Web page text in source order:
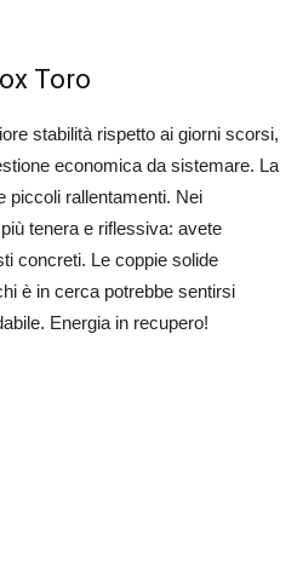
Toro
stabilità rispetto ai giorni scorsi,
economica da sistemare. La
piccoli rallentamenti. Nei
tenera e riflessiva: avete
concreti. Le coppie solide
è in cerca potrebbe sentirsi
Energia in recupero!